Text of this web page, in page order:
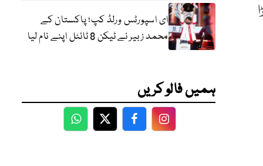
ای اسپورٹس ورلڈ کپ؛ پاکستان کے
محمد زبیر نے ٹیکن 8 ٹائٹل اپنے نام لیا
ہمیں فالو کریں
WhatsApp
TwitterFacebookFacebook